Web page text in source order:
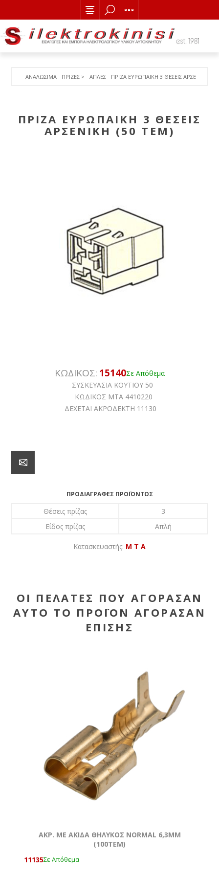
ΑΝΑΛΩΣΙΜΑ ΠΡΙΖΕΣ > ΑΠΛΕΣ ΠΡΙΖΑ ΕΥΡΩΠΑΙΚΗ 3 ΘΕΣΕΙΣ ΑΡΣΕΝΙΚΗ
ΠΡΙΖΑ ΕΥΡΩΠΑΙΚΗ 3 ΘΕΣΕΙΣ
ΑΡΣΕΝΙΚΗ (50 ΤΕΜ)
ΚΩΔΙΚΟΣ: 15140Σε Απόθεμα
ΣΥΣΚΕΥΑΣΙΑ ΚΟΥΤΙΟΥ 50
ΚΩΔΙΚΟΣ ΜΤΑ 4410220
ΔΕΧΕΤΑΙ ΑΚΡΟΔΕΚΤΗ 11130
ΠΡΟΔΙΑΓΡΑΦΈΣ ΠΡΟΪΌΝΤΟΣ
Θέσεις πρίζας
3
Είδος πρίζας
Απλή
Κατασκευαστής: M T A
ΟΙ ΠΕΛΆΤΕΣ ΠΟΥ ΑΓΌΡΑΣΑΝ
ΑΥΤΌ ΤΟ ΠΡΟΪΌΝ ΑΓΌΡΑΣΑΝ
ΕΠΊΣΗΣ
AKΡ. ΜΕ ΑΚΙΔΑ ΘΗΛΥΚΟΣ NORMAL 6,3ΜΜ
(100ΤΕΜ)
11135Σε Απόθεμα